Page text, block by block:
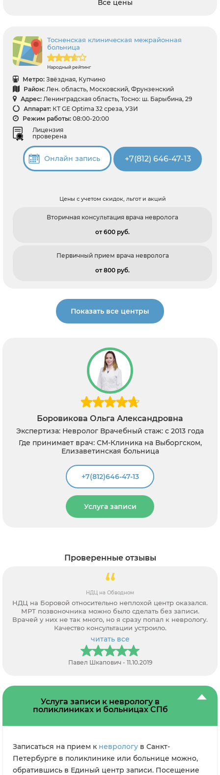
Все цены
Тосненская клиническая межрайонная
больница
Народный рейтинг
Метро: Звёздная, Купчино
Район: Лен. область, Московский, Фрунзенский
Адрес: Ленинградская область, Тосно: ш. Барыбина, 29
Аппарат: КТ GE Optima 32 среза, УЗИ
Режим работы: 08:00-20:00
Лицензия
проверена
Онлайн запись +7(812) 646-47-13
Цены с учетом скидок, льгот и акций
Вторичная консультация врача невролога
от 600 pуб.
Первичный прием врача невролога
от 800 pуб.
Показать все центры
Алмазов Кирилл Сергеевич
Экспертиза: Невролог, Вертебролог
Врачебный стаж: с 2012 года
Где принимает врач: СМ-Клиника на Дунайском
+7(812)646-47-13
Услуга записи
Проверенные отзывы
Медицинский центр СКАНДИНАВИЯ на Народной
После МРТ шейного отдела пришла на прием к неврологу
Грачеву Юрию Сергеевичу в клинику Скандивания. Очень
дотошно изучил запись исследования и заключение,
осиротел меня, крутил-вертел. Потом задал много
сопутствующих вопросов. По итогу назначил
дополнительно сделать узи и расписал план лечения на
1,5 месяца. Начала прием препаратов по предложенной
схеме. После узи пойду снова к нему. Вообще по мне
читать все
Малышева Вероника - 04.10.2021
Услуга записи к неврологу в
поликлиниках и больницах СПб
Записаться на прием к неврологу в Санкт-
Петербурге в поликлинике или больнице можно,
обратившись в Единый центр записи. Посещение